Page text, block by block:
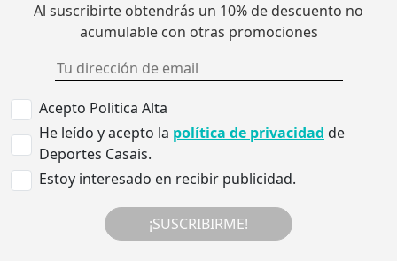
Al suscribirte obtendrás un 10% de descuento no
acumulable con otras promociones
Acepto Politica Alta
He leído y acepto la política de privacidad de
Deportes Casais.
Estoy interesado en recibir publicidad.
¡SUSCRIBIRME!